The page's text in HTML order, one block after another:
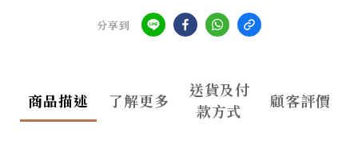
分享到
商品描述 了解更多
送貨及付
款方式
顧客評價